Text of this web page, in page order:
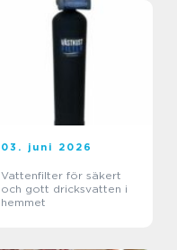
03. juni 2026
Vattenfilter för säkert
och gott dricksvatten i
hemmet